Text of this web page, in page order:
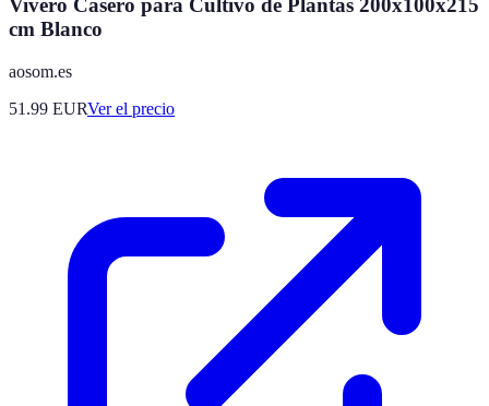
Vivero Casero para Cultivo de Plantas 200x100x215
cm Blanco
aosom.es
51.99 EURVer el precio